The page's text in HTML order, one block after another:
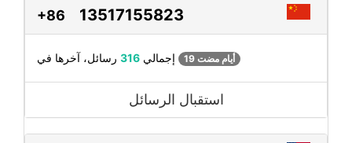
+86 13517155823
إجمالي 316 19 أيام مضت
استقبال الرسائل